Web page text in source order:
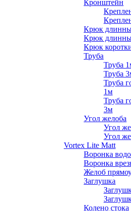
Кронштейн
Крюк
Крюк
Крюк
Труба
Труба
Труба
Труба
1м
Труба
3м
Угол желоба
Угол
Угол
Vortex Lite Matt
Воронка
Воронка
Желоб
Заглушка
Колено стока